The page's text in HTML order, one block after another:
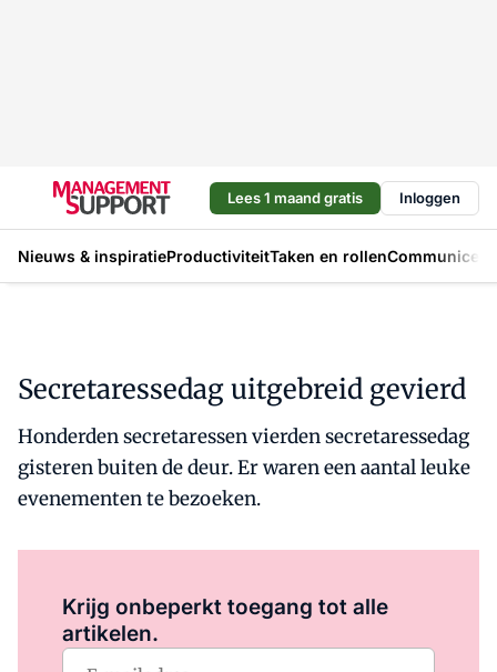
Lees 1 maand gratis Inloggen
Nieuws & inspiratieProductiviteitTaken en rollen
Secretaressedag uitgebreid gevierd
Honderden secretaressen vierden secretaressedag
gisteren buiten de deur. Er waren een aantal leuke
evenementen te bezoeken.
Krijg onbeperkt toegang tot alle
artikelen.